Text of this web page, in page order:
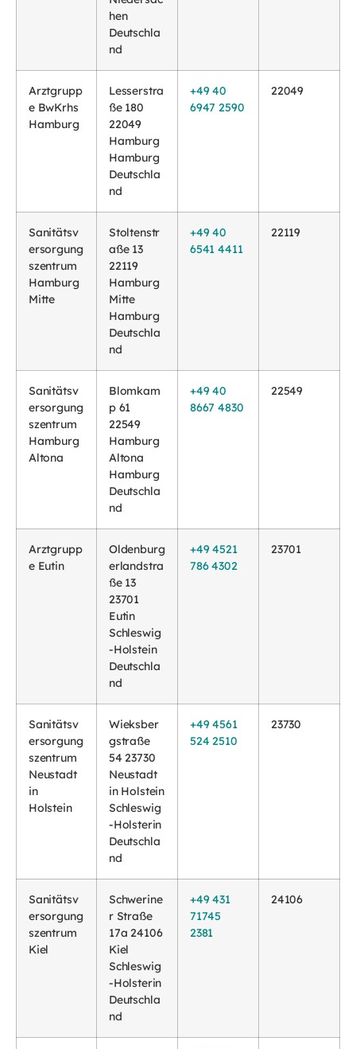
hen
Deutschla
nd
Arztgrupp
e BwKrhs
Hamburg
Lesserstra
ße 180
22049
Hamburg
Hamburg
Deutschla
nd
+49 40
6947 2590
22049
Sanitätsv
ersorgung
szentrum
Hamburg
Mitte
Stoltenstr
aße 13
22119
Hamburg
Mitte
Hamburg
Deutschla
nd
+49 40
6541 4411
22119
Sanitätsv
ersorgung
szentrum
Hamburg
Altona
Blomkam
p 61
22549
Hamburg
Altona
Hamburg
Deutschla
nd
+49 40
8667 4830
22549
Arztgrupp
e Eutin
Oldenburg
erlandstra
ße 13
23701
Eutin
Schleswig
-Holstein
Deutschla
nd
+49 4521
786 4302
23701
Sanitätsv
ersorgung
szentrum
Neustadt
in
Holstein
Wieksber
gstraße
54 23730
Neustadt
in Holstein
Schleswig
-Holsterin
Deutschla
nd
+49 4561
524 2510
23730
Sanitätsv
ersorgung
szentrum
Kiel
Schwerine
r Straße
17a 24106
Kiel
Schleswig
-Holsterin
Deutschla
nd
+49 431
71745
2381
24106